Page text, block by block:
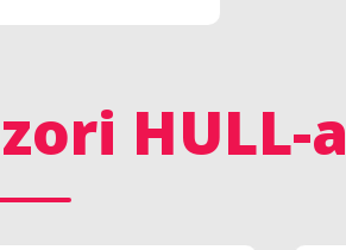
HULL-a